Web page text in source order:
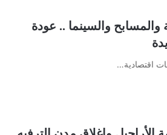
والمسابح والسينما .. عودة
اقتصادية…